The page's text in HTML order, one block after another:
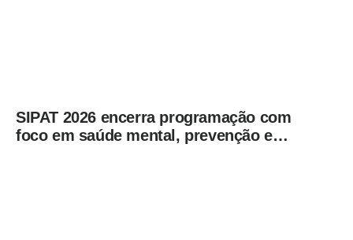
SIPAT 2026 encerra programação com
foco em saúde mental, prevenção e